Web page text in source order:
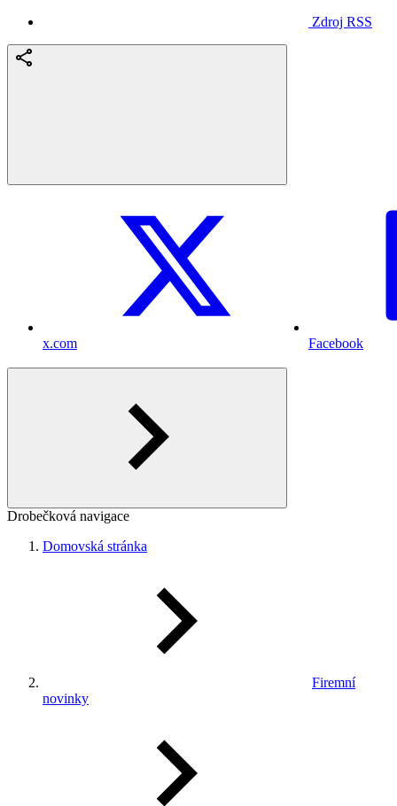
Zdroj RSS
x.com Facebook
Drobečková navigace
Domovská stránka
Firemní
novinky